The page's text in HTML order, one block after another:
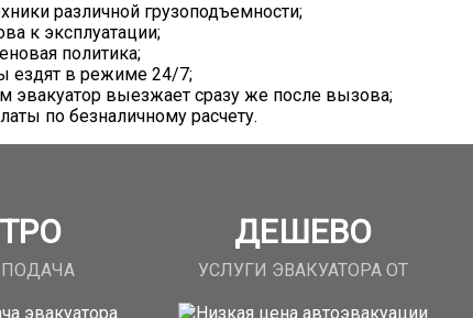
различной грузоподъемности;
к эксплуатации;
политика;
ездят в режиме 24/7;
эвакуатор выезжает сразу же после вызова;
по безналичному расчету.
ДЕШЕВО
УСЛУГИ ЭВАКУАТОРА ОТ